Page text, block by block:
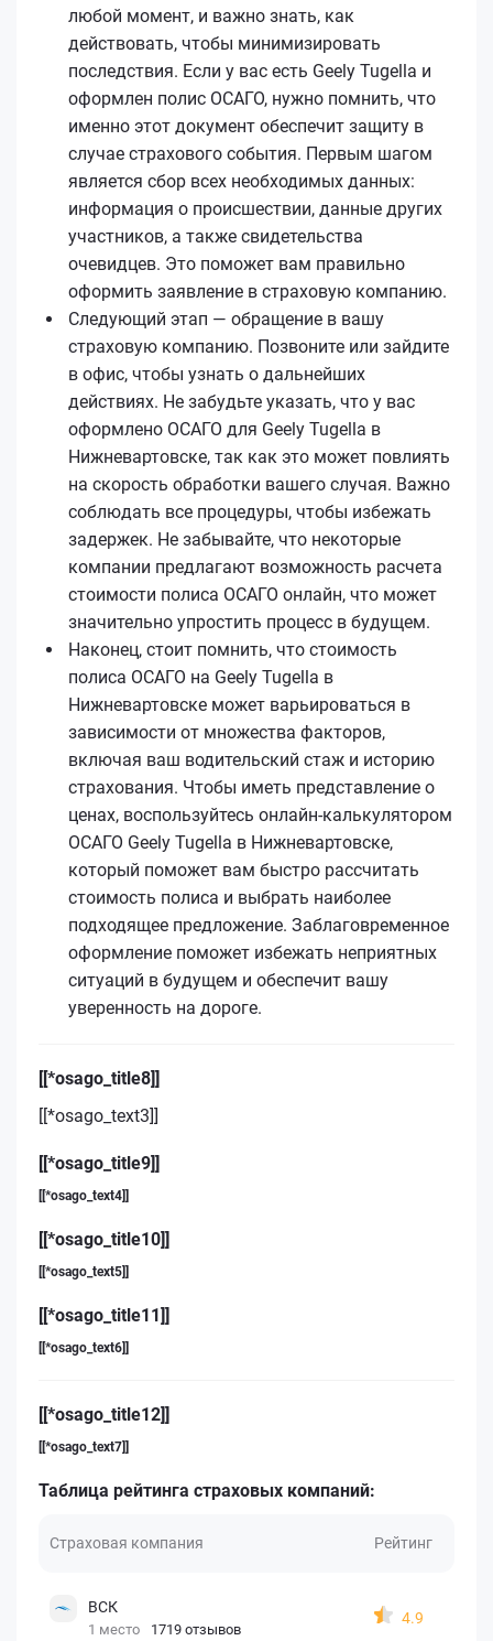
любой момент, и важно знать, как
действовать, чтобы минимизировать
последствия. Если у вас есть Geely Tugella и
оформлен полис ОСАГО, нужно помнить, что
именно этот документ обеспечит защиту в
случае страхового события. Первым шагом
является сбор всех необходимых данных:
информация о происшествии, данные других
участников, а также свидетельства
очевидцев. Это поможет вам правильно
оформить заявление в страховую компанию.
Следующий этап — обращение в вашу
страховую компанию. Позвоните или зайдите
в офис, чтобы узнать о дальнейших
действиях. Не забудьте указать, что у вас
оформлено ОСАГО для Geely Tugella в
Нижневартовске, так как это может повлиять
на скорость обработки вашего случая. Важно
соблюдать все процедуры, чтобы избежать
задержек. Не забывайте, что некоторые
компании предлагают возможность расчета
стоимости полиса ОСАГО онлайн, что может
значительно упростить процесс в будущем.
Наконец, стоит помнить, что стоимость
полиса ОСАГО на Geely Tugella в
Нижневартовске может варьироваться в
зависимости от множества факторов,
включая ваш водительский стаж и историю
страхования. Чтобы иметь представление о
ценах, воспользуйтесь онлайн-калькулятором
ОСАГО Geely Tugella в Нижневартовске,
который поможет вам быстро рассчитать
стоимость полиса и выбрать наиболее
подходящее предложение. Заблаговременное
оформление поможет избежать неприятных
ситуаций в будущем и обеспечит вашу
уверенность на дороге.
[[*osago_title8]]
[[*osago_text3]]
[[*osago_title9]]
[[*osago_text4]]
[[*osago_title10]]
[[*osago_text5]]
[[*osago_title11]]
[[*osago_text6]]
[[*osago_title12]]
[[*osago_text7]]
Таблица рейтинга страховых компаний:
Страховая компания Рейтинг
ВСК
1 место 1719 отзывов
4.9